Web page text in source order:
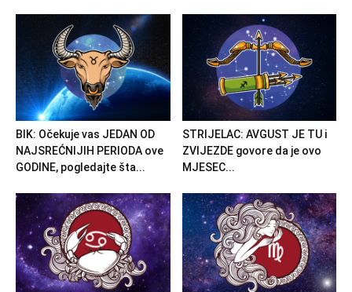
BIK: Očekuje vas JEDAN OD
NAJSREĆNIJIH PERIODA ove
GODINE, pogledajte šta...
STRIJELAC: AVGUST JE TU i
ZVIJEZDE govore da je ovo
MJESEC...